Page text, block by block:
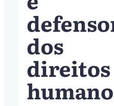
dos
direitos